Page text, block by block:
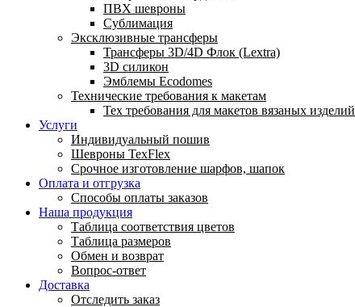
ПВХ шевроны
Сублимация
Эксклюзивные трансферы
Трансферы 3D/4D Флок (Lextra)
3D силикон
Эмблемы Ecodomes
Технические требования к макетам
Тех требования для макетов вязаных изделий
Услуги
Индивидуальный пошив
Шевроны TexFlex
Срочное изготовление шарфов, шапок
Оплата и отгрузка
Способы оплаты заказов
Наша продукция
Таблица соответствия цветов
Таблица размеров
Обмен и возврат
Вопрос-ответ
Доставка
Отследить заказ